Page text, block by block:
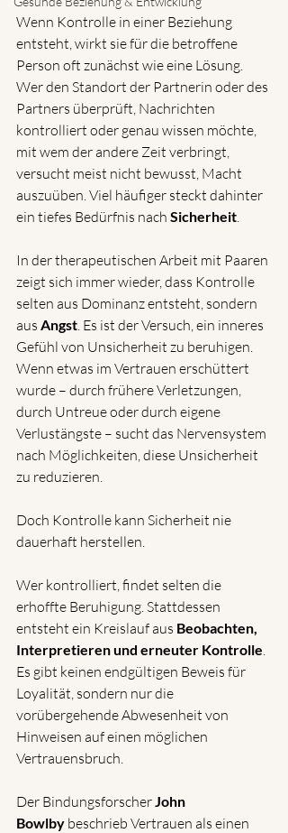
Wenn Kontrolle in einer Beziehung
entsteht, wirkt sie für die betroffene
Person oft zunächst wie eine Lösung.
Wer den Standort der Partnerin oder des
Partners überprüft, Nachrichten
kontrolliert oder genau wissen möchte,
mit wem der andere Zeit verbringt,
versucht meist nicht bewusst, Macht
auszuüben. Viel häufiger steckt dahinter
ein tiefes Bedürfnis nach Sicherheit.
In der therapeutischen Arbeit mit Paaren
zeigt sich immer wieder, dass Kontrolle
selten aus Dominanz entsteht, sondern
aus Angst. Es ist der Versuch, ein inneres
Gefühl von Unsicherheit zu beruhigen.
Wenn etwas im Vertrauen erschüttert
wurde – durch frühere Verletzungen,
durch Untreue oder durch eigene
Verlustängste – sucht das Nervensystem
nach Möglichkeiten, diese Unsicherheit
zu reduzieren.
Doch Kontrolle kann Sicherheit nie
dauerhaft herstellen.
Wer kontrolliert, findet selten die
erhoffte Beruhigung. Stattdessen
entsteht ein Kreislauf aus Beobachten,
Interpretieren und erneuter Kontrolle.
Es gibt keinen endgültigen Beweis für
Loyalität, sondern nur die
vorübergehende Abwesenheit von
Hinweisen auf einen möglichen
Vertrauensbruch.
Der Bindungsforscher John
Bowlby beschrieb Vertrauen als einen